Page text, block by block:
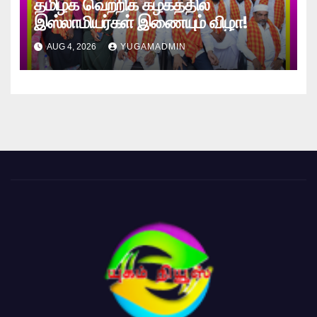
தமிழக வெற்றிக் கழகத்தில்
இஸ்லாமியர்கள் இணையும் விழா!
AUG 4, 2026 YUGAMADMIN